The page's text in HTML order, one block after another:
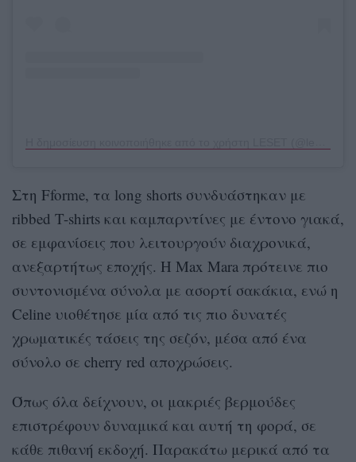
Στη Fforme, τα long shorts συνδυάστηκαν με
ribbed T-shirts και καμπαρντίνες με έντονο γιακά,
σε εμφανίσεις που λειτουργούν διαχρονικά,
ανεξαρτήτως εποχής. Η Max Mara πρότεινε πιο
συντονισμένα σύνολα με ασορτί σακάκια, ενώ η
Celine υιοθέτησε μία από τις πιο δυνατές
χρωματικές τάσεις της σεζόν, μέσα από ένα
σύνολο σε cherry red αποχρώσεις.
Όπως όλα δείχνουν, οι μακριές βερμούδες
επιστρέφουν δυναμικά και αυτή τη φορά, σε
κάθε πιθανή εκδοχή. Παρακάτω μερικά από τα